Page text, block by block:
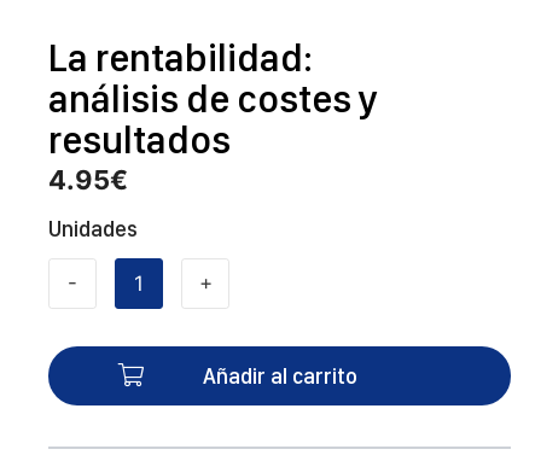
La rentabilidad:
análisis de costes y
resultados
4.95€
Unidades
-
de
y
+
Añadir al carrito